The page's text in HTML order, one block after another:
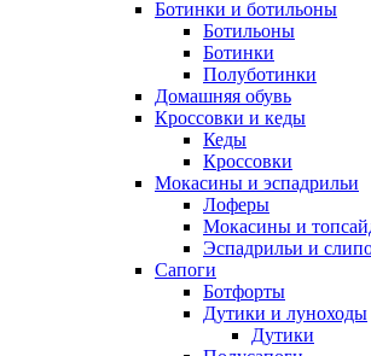
Ботинки и ботильоны
Ботильоны
Ботинки
Полуботинки
Домашняя обувь
Кроссовки и кеды
Кеды
Кроссовки
Мокасины и эспадрильи
Лоферы
Мокасины и
Эспадрильи и
Сапоги
Ботфорты
Дутики и луноходы
Дутики